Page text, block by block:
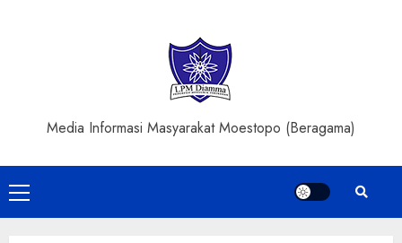
Media Informasi Masyarakat Moestopo (Beragama)
Primary
Menu